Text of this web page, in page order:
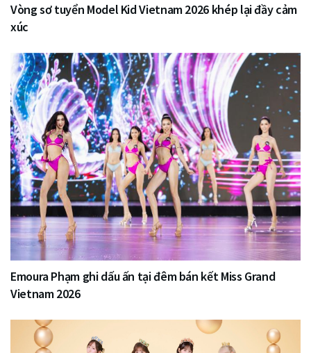
Vòng sơ tuyển Model Kid Vietnam 2026 khép lại đầy cảm
xúc
Emoura Phạm ghi dấu ấn tại đêm bán kết Miss Grand
Vietnam 2026